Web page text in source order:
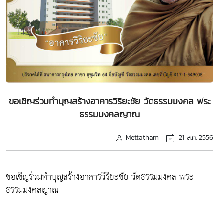
ขอเชิญร่วมทำบุญสร้างอาคารวิริยะชัย วัดธรรมมงคล พระ
ธรรมมงคลญาณ
Mettatham 21 ส.ค. 2556
ขอเชิญร่วมทำบุญสร้างอาคารวิริยะชัย วัดธรรมมงคล พระ
ธรรมมงคลญาณ